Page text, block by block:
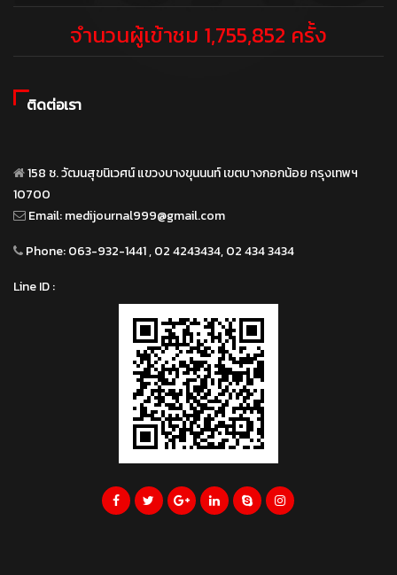
จำนวนผู้เข้าชม 1,755,852 ครั้ง
ติดต่อเรา
158 ซ. วัฒนสุขนิเวศน์ แขวงบางขุนนนท์ เขตบางกอกน้อย กรุงเทพฯ
10700
Email:medijournal999@gmail.com
Phone:063-932-1441 , 02 4243434, 02 434 3434
Line ID :